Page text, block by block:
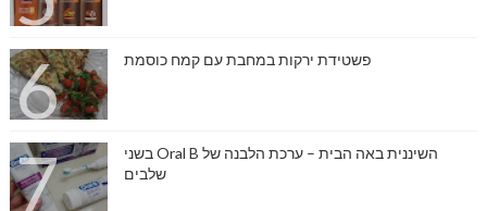
פשטידת ירקות במחבת עם קמח כוסמת
השיננית באה הבית – ערכת הלבנה של Oral B בשני
שלבים